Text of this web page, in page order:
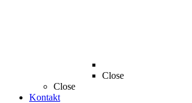
Close
Close
Kontakt